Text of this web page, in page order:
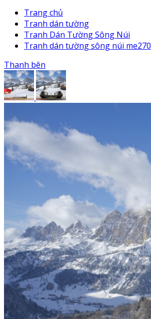
Trang chủ
Tranh dán tường
Tranh Dán Tường Sông Núi
Tranh dán tường sông núi me270
Thanh bên